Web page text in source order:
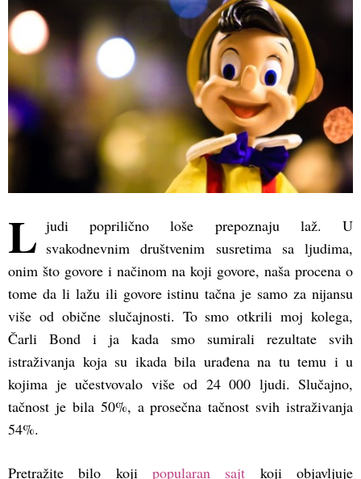
L judi poprilično loše prepoznaju laž. U
svakodnevnim društvenim susretima sa ljudima,
onim što govore i načinom na koji govore, naša procena o
tome da li lažu ili govore istinu tačna je samo za nijansu
više od obične slučajnosti. To smo otkrili moj kolega,
Čarli Bond i ja kada smo sumirali rezultate svih
istraživanja koja su ikada bila urađena na tu temu i u
kojima je učestvovalo više od 24 000 ljudi. Slučajno,
tačnost je bila 50%, a prosečna tačnost svih istraživanja
54%.
Pretražite bilo koji popularan sajt koji objavljuje